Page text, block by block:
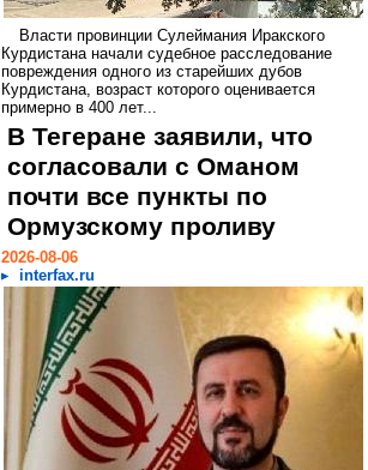
Власти провинции Сулеймания Иракского
Курдистана начали судебное расследование
повреждения одного из старейших дубов
Курдистана, возраст которого оценивается
примерно в 400 лет...
В Тегеране заявили, что
согласовали с Оманом
почти все пункты по
Ормузскому проливу
2026-08-06
interfax.ru